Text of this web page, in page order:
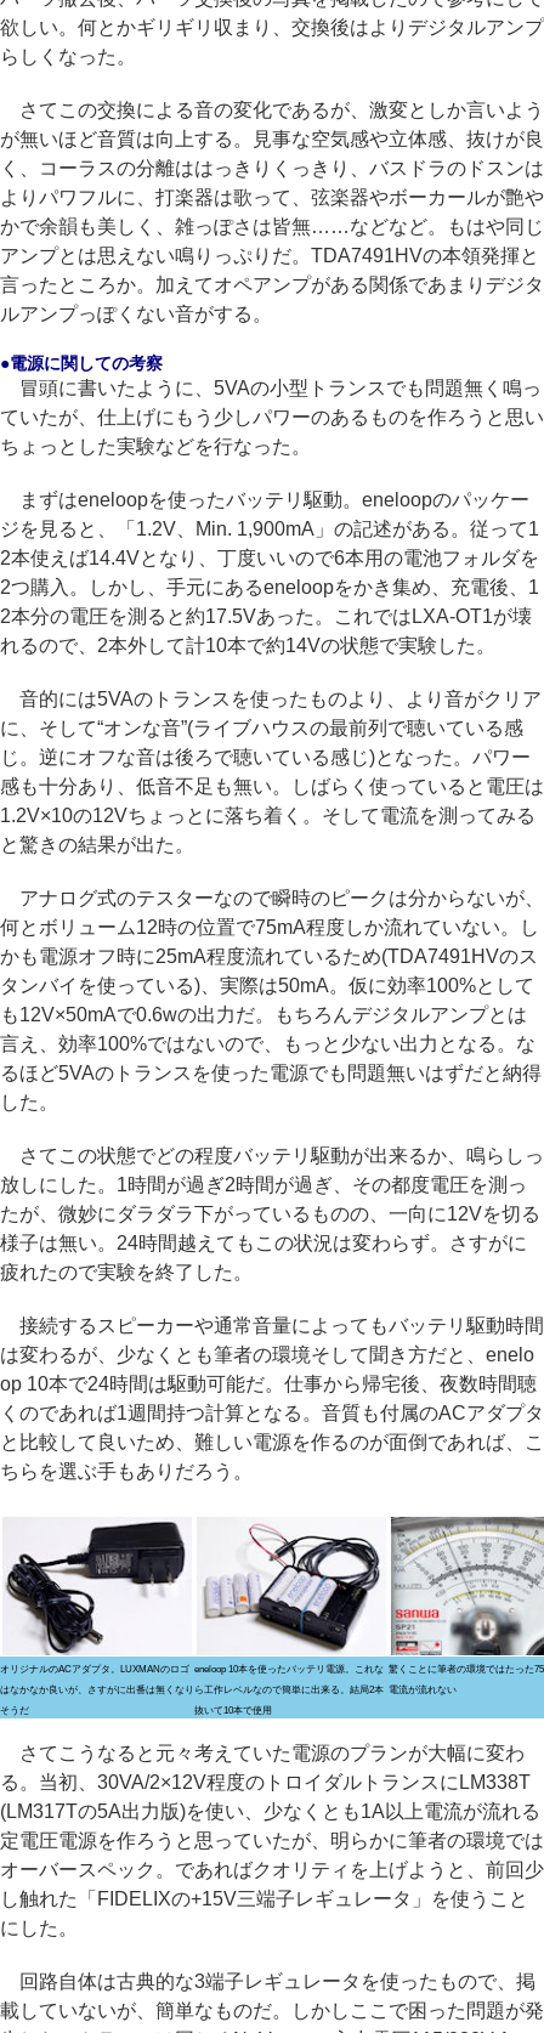
欲しい。何とかギリギリ収まり、交換後はよりデジタルアンプ
らしくなった。
さてこの交換による音の変化であるが、激変としか言いよう
が無いほど音質は向上する。見事な空気感や立体感、抜けが良
く、コーラスの分離ははっきりくっきり、バスドラのドスンは
よりパワフルに、打楽器は歌って、弦楽器やボーカールが艶や
かで余韻も美しく、雑っぽさは皆無……などなど。もはや同じ
アンプとは思えない鳴りっぷりだ。TDA7491HVの本領発揮と
言ったところか。加えてオペアンプがある関係であまりデジタ
ルアンプっぽくない音がする。
●電源に関しての考察
冒頭に書いたように、5VAの小型トランスでも問題無く鳴っ
ていたが、仕上げにもう少しパワーのあるものを作ろうと思い
ちょっとした実験などを行なった。
まずはeneloopを使ったバッテリ駆動。eneloopのパッケー
ジを見ると、「1.2V、Min. 1,900mA」の記述がある。従って1
2本使えば14.4Vとなり、丁度いいので6本用の電池フォルダを
2つ購入。しかし、手元にあるeneloopをかき集め、充電後、1
2本分の電圧を測ると約17.5Vあった。これではLXA-OT1が壊
れるので、2本外して計10本で約14Vの状態で実験した。
音的には5VAのトランスを使ったものより、より音がクリア
に、そして“オンな音”(ライブハウスの最前列で聴いている感
じ。逆にオフな音は後ろで聴いている感じ)となった。パワー
感も十分あり、低音不足も無い。しばらく使っていると電圧は
1.2V×10の12Vちょっとに落ち着く。そして電流を測ってみる
と驚きの結果が出た。
アナログ式のテスターなので瞬時のピークは分からないが、
何とボリューム12時の位置で75mA程度しか流れていない。し
かも電源オフ時に25mA程度流れているため(TDA7491HVのス
タンバイを使っている)、実際は50mA。仮に効率100%として
も12V×50mAで0.6wの出力だ。もちろんデジタルアンプとは
言え、効率100%ではないので、もっと少ない出力となる。な
るほど5VAのトランスを使った電源でも問題無いはずだと納得
した。
さてこの状態でどの程度バッテリ駆動が出来るか、鳴らしっ
放しにした。1時間が過ぎ2時間が過ぎ、その都度電圧を測っ
たが、微妙にダラダラ下がっているものの、一向に12Vを切る
様子は無い。24時間越えてもこの状況は変わらず。さすがに
疲れたので実験を終了した。
接続するスピーカーや通常音量によってもバッテリ駆動時間
は変わるが、少なくとも筆者の環境そして聞き方だと、enelo
op 10本で24時間は駆動可能だ。仕事から帰宅後、夜数時間聴
くのであれば1週間持つ計算となる。音質も付属のACアダプタ
と比較して良いため、難しい電源を作るのが面倒であれば、こ
ちらを選ぶ手もありだろう。
オリジナルのACアダプタ。LUXMANのロゴ
はなかなか良いが、さすがに出番は無くなり
そうだ
eneloop 10本を使ったバッテリ電源。これな
ら工作レベルなので簡単に出来る。結局2本
抜いて10本で使用
驚くことに筆者の環境ではたった
電流が流れない
さてこうなると元々考えていた電源のプランが大幅に変わ
る。当初、30VA/2×12V程度のトロイダルトランスにLM338T
(LM317Tの5A出力版)を使い、少なくとも1A以上電流が流れる
定電圧電源を作ろうと思っていたが、明らかに筆者の環境では
オーバースペック。であればクオリティを上げようと、前回少
し触れた「FIDELIXの+15V三端子レギュレータ」を使うこと
にした。
回路自体は古典的な3端子レギュレータを使ったもので、掲
載していないが、簡単なものだ。しかしここで困った問題が発